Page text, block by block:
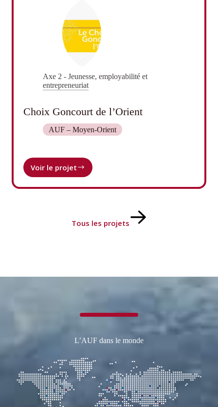
Axe 2 - Jeunesse, employabilité et
entrepreneuriat
Choix Goncourt de l’Orient
AUF – Moyen-Orient
Voir le projet
Choix
de
Tous les projets
L’AUF dans le monde